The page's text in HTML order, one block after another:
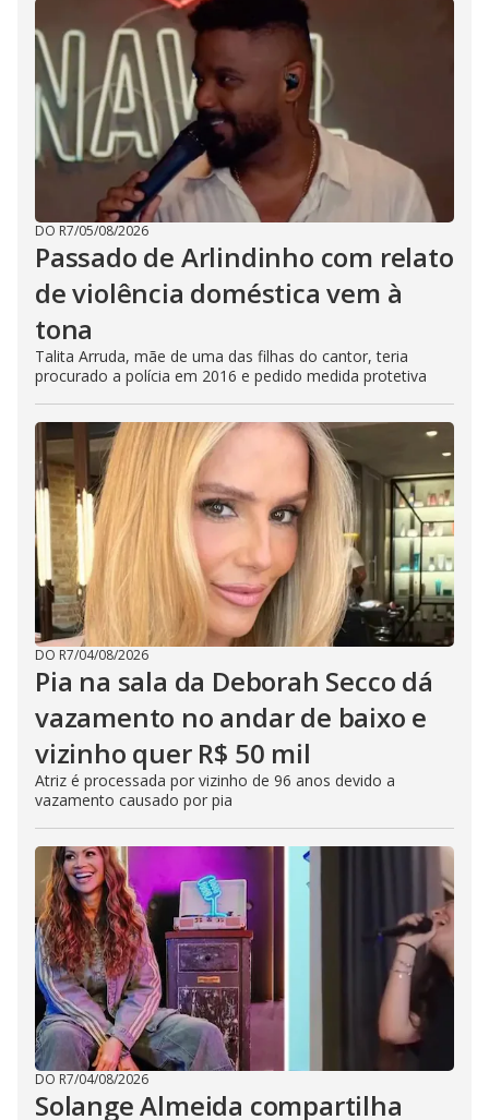
DO R7/05/08/2026
Passado de Arlindinho com relato
de violência doméstica vem à
tona
Talita Arruda, mãe de uma das filhas do cantor, teria
procurado a polícia em 2016 e pedido medida protetiva
DO R7/04/08/2026
Pia na sala da Deborah Secco dá
vazamento no andar de baixo e
vizinho quer R$ 50 mil
Atriz é processada por vizinho de 96 anos devido a
vazamento causado por pia
DO R7/04/08/2026
Solange Almeida compartilha